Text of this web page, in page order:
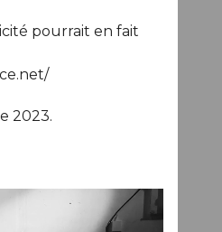
pourrait en fait
2023.